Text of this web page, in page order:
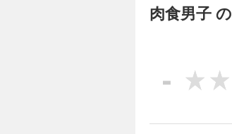
肉食男子
-